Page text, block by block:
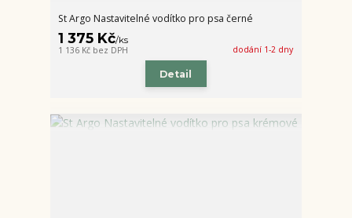
St Argo Nastavitelné vodítko pro psa černé
1 375 Kč/ks
1 136 Kč bez DPH dodání 1-2 dny
Detail